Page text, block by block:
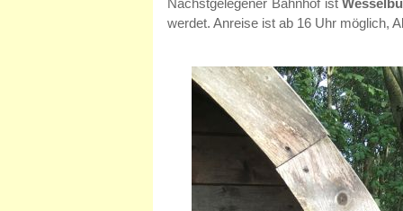
Nächstgelegener Bahnhof ist
werdet. Anreise ist ab 16 Uhr möglich,